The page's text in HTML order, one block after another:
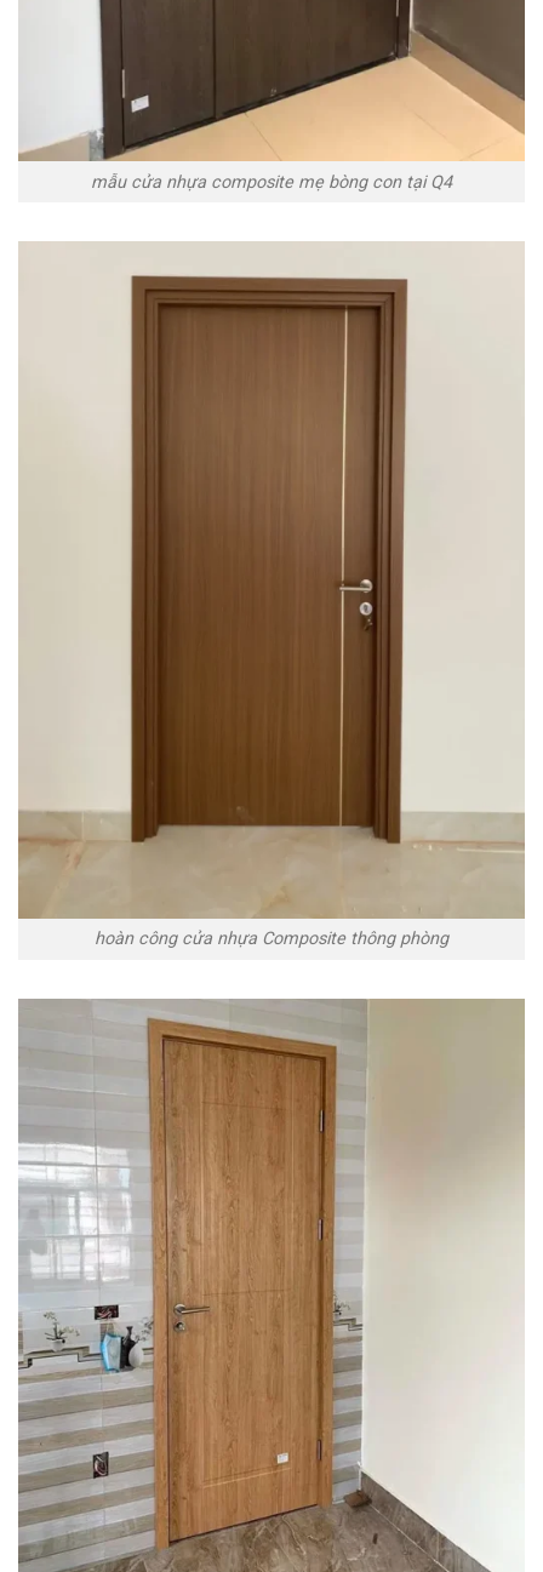
mẫu cửa nhựa composite mẹ bòng con tại Q4
hoàn công cửa nhựa Composite thông phòng